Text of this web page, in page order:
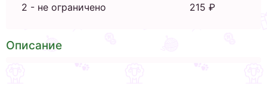
2 - не ограничено
215 ₽
Описание